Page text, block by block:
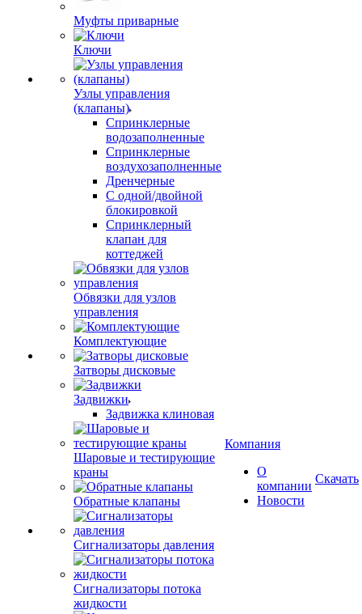
Муфты приварные
Ключи
Узлы управления
(клапаны)
Спринклерные
водозаполненные
Спринклерные
воздухозаполненные
Дренчерные
С одной/двойной
блокировкой
Спринклерный
клапан для
коттеджей
Обвязки для узлов
управления
Комплектующие
Затворы дисковые
Задвижки
Задвижка клиновая
Шаровые и тестирующие
краны
Обратные клапаны
Сигнализаторы давления
Сигнализаторы потока
жидкости
Компания
О
компании
Новости
Скачать